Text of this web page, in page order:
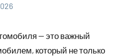
— это важный
который не только